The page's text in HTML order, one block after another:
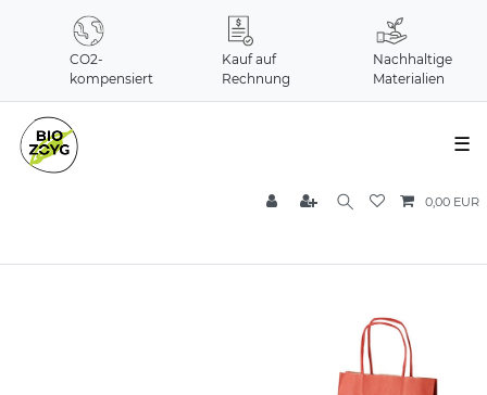
CO2-
kompensiert
Kauf auf
Rechnung
Nachhaltige
Materialien
☰
0,00 EUR